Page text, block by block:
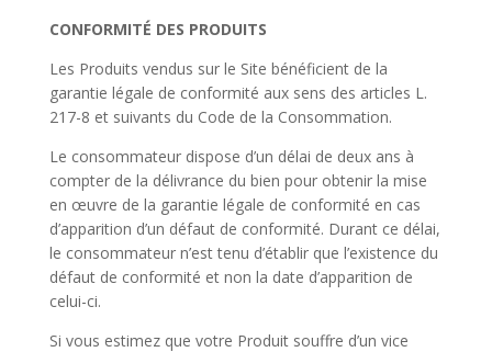
CONFORMITÉ DES PRODUITS
Les Produits vendus sur le Site bénéficient de la
garantie légale de conformité aux sens des articles L.
217-8 et suivants du Code de la Consommation.
Le consommateur dispose d’un délai de deux ans à
compter de la délivrance du bien pour obtenir la mise
en œuvre de la garantie légale de conformité en cas
d’apparition d’un défaut de conformité. Durant ce délai,
le consommateur n’est tenu d’établir que l’existence du
défaut de conformité et non la date d’apparition de
celui-ci.
Si vous estimez que votre Produit souffre d’un vice